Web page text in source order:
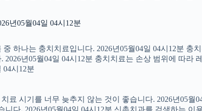
년05월04일 04시12분
하나는 충치치료입니다. 2026년05월04일 04시12분
년05월04일 04시12분 충치치료는 손상 범위에 따
04시12분
료 시기를 너무 늦추지 않는 것이 좋습니다. 2026년05